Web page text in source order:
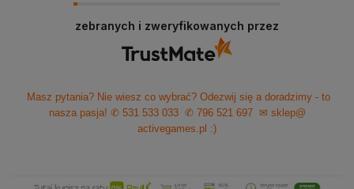
zebranych i zweryfikowanych przez
Masz pytania? Nie wiesz co wybrać? Odezwij się a doradzimy - to
nasza pasja! ✆ 531 533 033 ✆ 796 521 697
✉ sklep@
activegames.pl :)